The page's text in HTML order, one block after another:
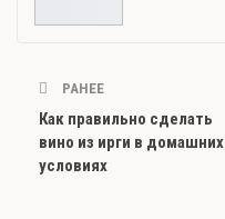
РАНЕЕ
Как правильно сделать
вино из ирги в домашних
условиях